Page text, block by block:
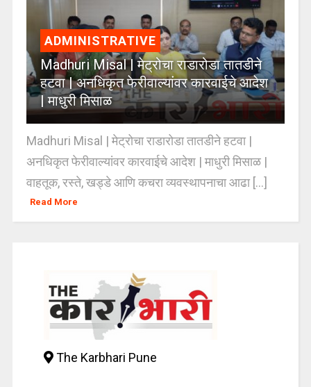
ADMINISTRATIVE
Madhuri Misal | मेट्रोचा राडारोडा तातडीने
हटवा | अनधिकृत फेरीवाल्यांवर कारवाईचे आदेश
| माधुरी मिसाळ
Madhuri Misal | मेट्रोचा राडारोडा तातडीने हटवा |
अनधिकृत फेरीवाल्यांवर कारवाईचे आदेश | माधुरी मिसाळ |
वाहतूक, रस्ते, खड्डे आणि कचरा व्यवस्थापनाचा आढा [...]
Read More
The Karbhari Pune